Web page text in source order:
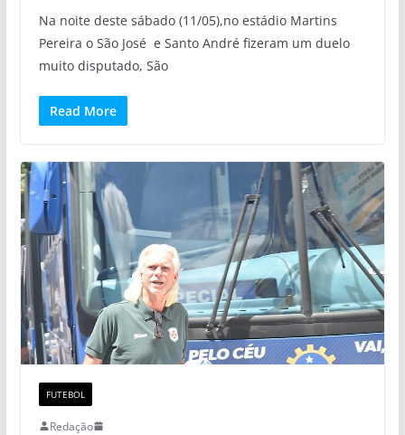
Na noite deste sábado (11/05),no estádio Martins
Pereira o São José e Santo André fizeram um duelo
muito disputado, São
Read More
FUTEBOL
Redação